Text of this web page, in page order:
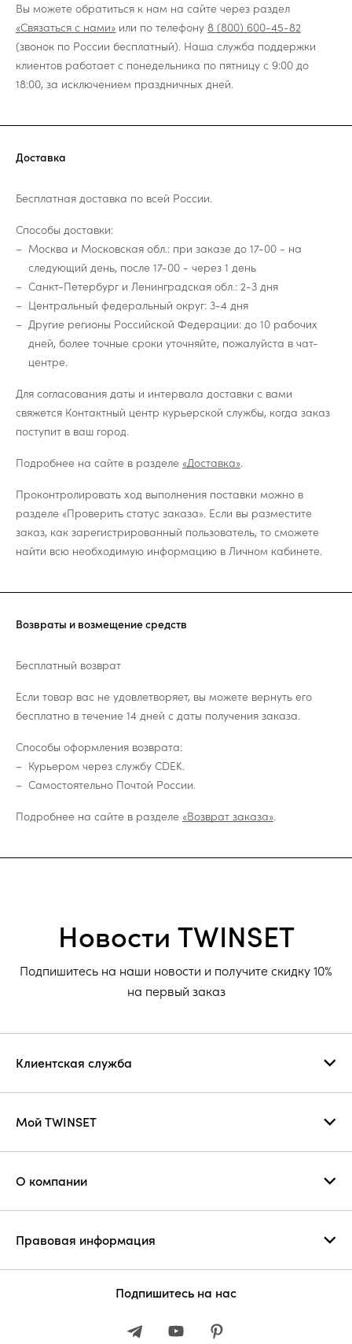
Вы можете обратиться к нам на сайте через раздел
«Связаться с нами» или по телефону 8 (800) 600-45-82
(звонок по России бесплатный). Наша служба поддержки
клиентов работает с понедельника по пятницу с 9:00 до
18:00, за исключением праздничных дней.
Доставка
Бесплатная доставка по всей России.
Способы доставки:
Москва и Московская обл.: при заказе до 17-00 - на
следующий день, после 17-00 - через 1 день
Санкт-Петербург и Ленинградская обл.: 2-3 дня
Центральный федеральный округ: 3-4 дня
Другие регионы Российской Федерации: до 10 рабочих
дней, более точные сроки уточняйте, пожалуйста в чат-
центре.
Для согласования даты и интервала доставки с вами
свяжется Контактный центр курьерской службы, когда заказ
поступит в ваш город.
Подробнее на сайте в разделе «Доставка».
Проконтролировать ход выполнения поставки можно в
разделе «Проверить статус заказа». Если вы разместите
заказ, как зарегистрированный пользователь, то сможете
найти всю необходимую информацию в Личном кабинете.
Возвраты и возмещение средств
Бесплатный возврат
Если товар вас не удовлетворяет, вы можете вернуть его
бесплатно в течение 14 дней с даты получения заказа.
Способы оформления возврата:
Курьером через службу CDEK.
Самостоятельно Почтой России.
Подробнее на сайте в разделе «Возврат заказа».
Новости TWINSET
Подпишитесь на наши новости и получите скидку 10%
на первый заказ
Клиентская служба
Мой TWINSET
О компании
Правовая информация
Подпишитесь на нас